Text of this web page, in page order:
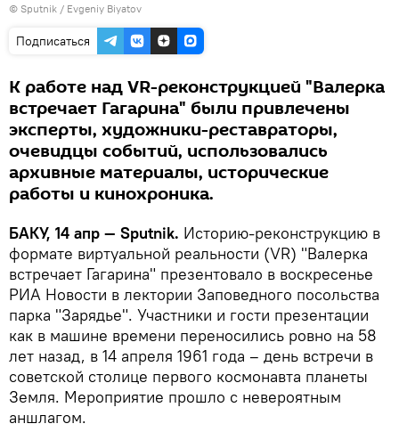
© Sputnik / Evgeniy Biyatov
Подписаться
К работе над VR-реконструкцией "Валерка
встречает Гагарина" были привлечены
эксперты, художники-реставраторы,
очевидцы событий, использовались
архивные материалы, исторические
работы и кинохроника.
БАКУ, 14 апр — Sputnik. Историю-реконструкцию в
формате виртуальной реальности (VR) "Валерка
встречает Гагарина" презентовало в воскресенье
РИА Новости в лектории Заповедного посольства
парка "Зарядье". Участники и гости презентации
как в машине времени переносились ровно на 58
лет назад, в 14 апреля 1961 года – день встречи в
советской столице первого космонавта планеты
Земля. Мероприятие прошло с невероятным
аншлагом.